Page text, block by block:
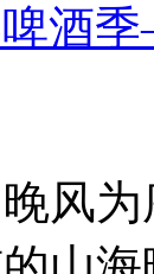
啤酒
为